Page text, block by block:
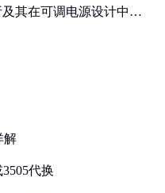
其在可调电源设计中的
解
代换